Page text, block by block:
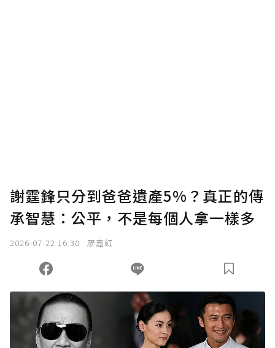
謝霆鋒只分到爸爸遺產5%？真正的傳
承智慧：公平，不是每個人拿一樣多
2026-07-22 16:30 廖嘉紅